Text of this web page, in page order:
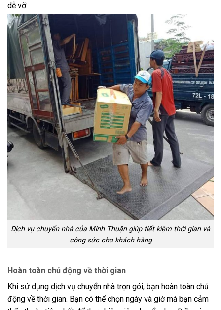
dễ vỡ.
Dịch vụ chuyển nhà của Minh Thuận giúp tiết kiệm thời gian và
công sức cho khách hàng
Hoàn toàn chủ động về thời gian
Khi sử dụng dịch vụ chuyển nhà trọn gói, bạn hoàn toàn chủ
động về thời gian. Bạn có thể chọn ngày và giờ mà bạn cảm